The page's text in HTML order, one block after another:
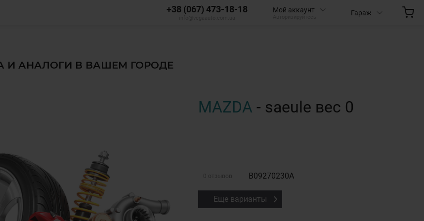
+38 (067) 473-18-18 Мой аккаунт Гараж
И АНАЛОГИ В ВАШЕМ ГОРОДЕ
MAZDA - saeule вес 0
0 отзывов B09270230A
Еще варианты